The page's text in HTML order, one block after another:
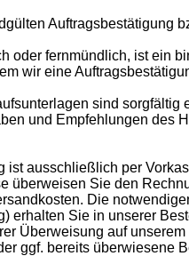
Auftragsbestätigung
oder fernmündlich, ist ein
wir eine
sind
und Empfehlungen des
ist ausschließlich per
überweisen Sie den
Die
erhalten Sie in unserer
Überweisung auf
ggf. bereits überwiesene